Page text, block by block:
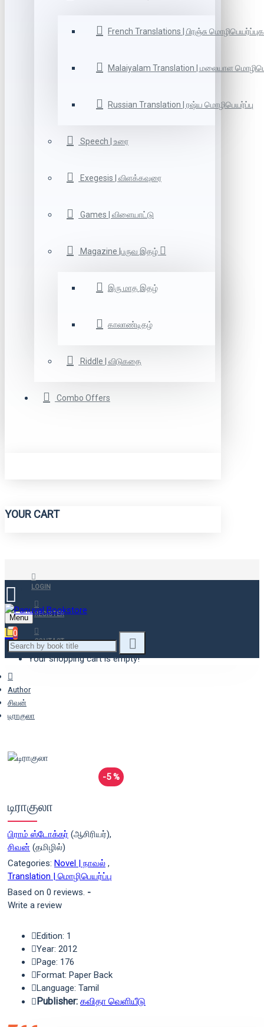
French Translations | பிரஞ்சு
Malaiyalam Translation | மலையாள
Russian Translation | ரஷ்ய மொழிபெயர்ப்பு
Speech | உரை
Exegesis | விளக்கவுரை
Games | விளையாட்டு
Magazine |பருவ இதழ்
இரு மாத இதழ்
காலாண்டிதழ்
Riddle | விடுகதை
Combo Offers
YOUR CART
LOGIN
REGISTER
CONTACT
Menu
0
Your shopping cart is empty!
Author
சிவன்
டிராகுலா
-5 %
டிராகுலா
பிராம் ஸ்டோக்கர் (ஆசிரியர்),
சிவன் (தமிழில்)
Categories: Novel | நாவல் ,
Translation | மொழிபெயர்ப்பு
Based on 0 reviews. -
Write a review
Edition: 1
Year: 2012
Page: 176
Format: Paper Back
Language: Tamil
Publisher: கவிதா வெளியீடு